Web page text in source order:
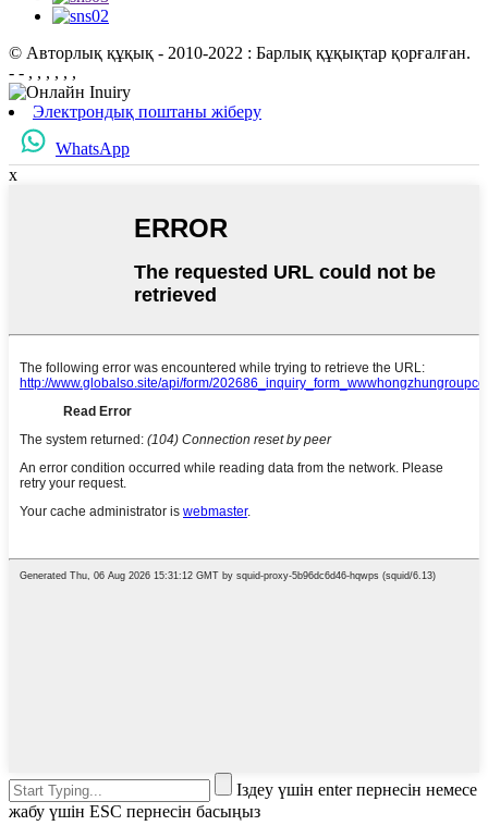
© Авторлық құқық - 2010-2022 : Барлық құқықтар қорғалған.
- - , , , , , ,
Электрондық поштаны жіберу
WhatsApp
x
Іздеу үшін enter пернесін немесе
жабу үшін ESC пернесін басыңыз